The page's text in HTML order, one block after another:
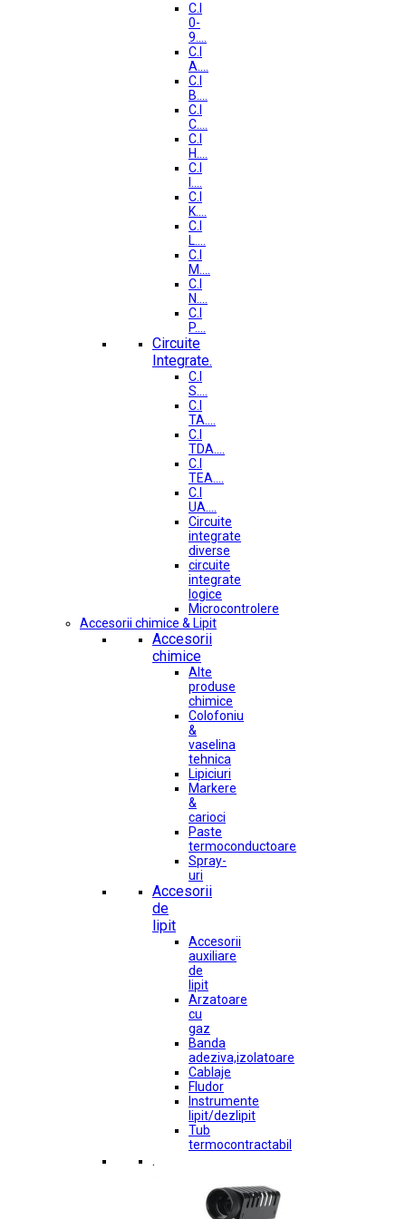
C.I
0-
9....
C.I
A....
C.I
B....
C.I
C....
C.I
H....
C.I
C.I
K....
C.I
L....
C.I
M....
C.I
N....
C.I
P....
Circuite
Integrate.
C.I
S....
C.I
TA....
C.I
TDA....
C.I
TEA....
C.I
UA....
Circuite
integrate
diverse
circuite
integrate
logice
Microcontrolere
Accesorii chimice & Lipit
Accesorii
chimice
Alte
produse
chimice
Colofoniu
&
vaselina
tehnica
Lipiciuri
Markere
&
carioci
Paste
termoconductoare
Spray-
uri
Accesorii
de
lipit
Accesorii
auxiliare
de
lipit
Arzatoare
cu
gaz
Banda
adeziva,izolatoare
Cablaje
Fludor
Instrumente
lipit/dezlipit
Tub
termocontractabil
.